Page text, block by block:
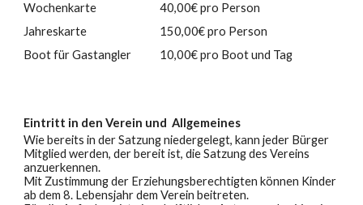
Wochenkarte
40,00€ pro Person
Jahreskarte
150,00€ pro Person
Boot für Gastangler
10,00€ pro Boot und Tag
Eintritt in den Verein und Allgemeines
Wie bereits in der Satzung niedergelegt, kann jeder Bürger
Mitglied werden, der bereit ist, die Satzung des Vereins
anzuerkennen.
Mit Zustimmung der Erziehungsberechtigten können Kinder
ab dem 8. Lebensjahr dem Verein beitreten.